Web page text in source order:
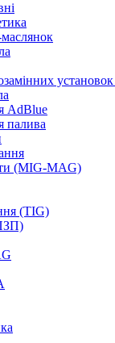
установок
AdBlue
палива
(MIG-MAG)
(TIG)